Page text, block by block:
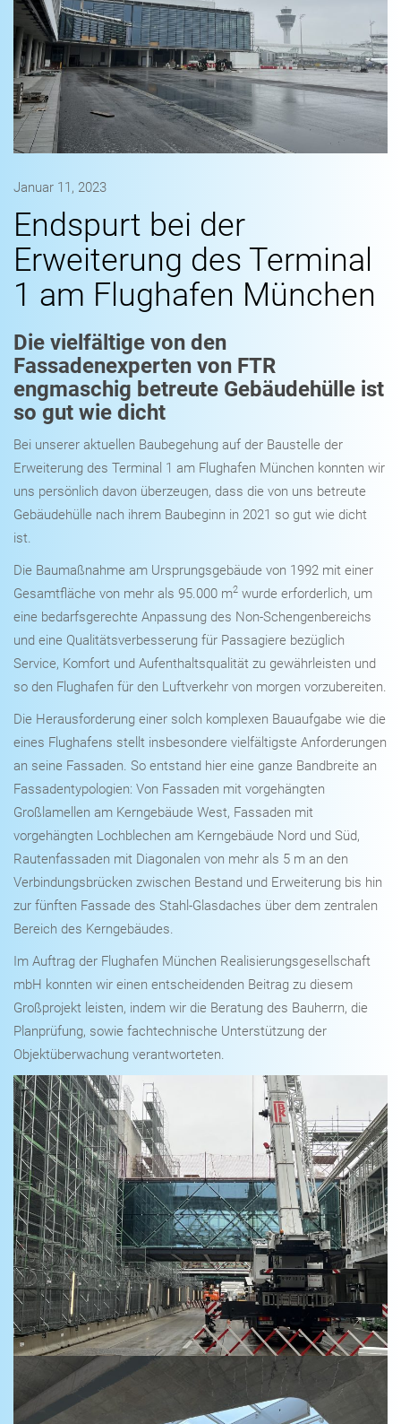
Januar 11, 2023
Endspurt bei der
Erweiterung des Terminal
1 am Flughafen München
Die vielfältige von den
Fassadenexperten von FTR
engmaschig betreute Gebäudehülle ist
so gut wie dicht
Bei unserer aktuellen Baubegehung auf der Baustelle der
Erweiterung des Terminal 1 am Flughafen München konnten wir
uns persönlich davon überzeugen, dass die von uns betreute
Gebäudehülle nach ihrem Baubeginn in 2021 so gut wie dicht
ist.
Die Baumaßnahme am Ursprungsgebäude von 1992 mit einer
Gesamtfläche von mehr als 95.000 m2 wurde erforderlich, um
eine bedarfsgerechte Anpassung des Non-Schengenbereichs
und eine Qualitätsverbesserung für Passagiere bezüglich
Service, Komfort und Aufenthaltsqualität zu gewährleisten und
so den Flughafen für den Luftverkehr von morgen vorzubereiten.
Die Herausforderung einer solch komplexen Bauaufgabe wie die
eines Flughafens stellt insbesondere vielfältigste Anforderungen
an seine Fassaden. So entstand hier eine ganze Bandbreite an
Fassadentypologien: Von Fassaden mit vorgehängten
Großlamellen am Kerngebäude West, Fassaden mit
vorgehängten Lochblechen am Kerngebäude Nord und Süd,
Rautenfassaden mit Diagonalen von mehr als 5 m an den
Verbindungsbrücken zwischen Bestand und Erweiterung bis hin
zur fünften Fassade des Stahl-Glasdaches über dem zentralen
Bereich des Kerngebäudes.
Im Auftrag der Flughafen München Realisierungsgesellschaft
mbH konnten wir einen entscheidenden Beitrag zu diesem
Großprojekt leisten, indem wir die Beratung des Bauherrn, die
Planprüfung, sowie fachtechnische Unterstützung der
Objektüberwachung verantworteten.